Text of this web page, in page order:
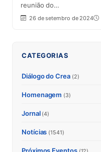
reunião do…
26 de setembro de 2024
CATEGORIAS
Diálogo do Crea (2)
Homenagem (3)
Jornal (4)
Notícias (1541)